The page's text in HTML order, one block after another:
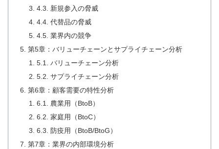
4.3. 新規参入の脅威
4.4. 代替品の脅威
4.5. 業界内の競争
第5章：バリューチェーンとサプライチェーン分析
5.1. バリューチェーン分析
5.2. サプライチェーン分析
第6章：顧客需要の特性分析
6.1. 農業用（BtoB）
6.2. 家庭用（BtoC）
6.3. 防疫用（BtoB/BtoG）
第7章：業界の内部環境分析